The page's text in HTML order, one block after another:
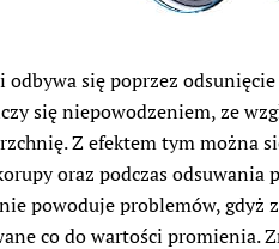
się poprzez
się niepowodzeniem, ze
Z efektem tym można
oraz podczas odsuwania
powoduje problemów, gdyż
co do wartości promienia.